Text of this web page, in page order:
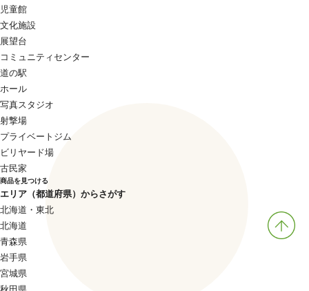
児童館
文化施設
展望台
コミュニティセンター
道の駅
ホール
写真スタジオ
射撃場
プライベートジム
ビリヤード場
古民家
商品を見つける
エリア（都道府県）からさがす
北海道・東北
北海道
青森県
岩手県
宮城県